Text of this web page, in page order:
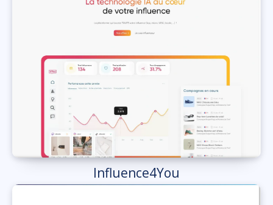
Influence4You